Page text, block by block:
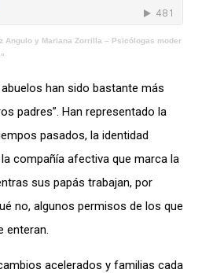
Angulo y Mariana Zorrilla – Psicólogas moder
han sido bastante más
padres”. Han representado la
pasados, la identidad
compañía afectiva que marca la
sus papás trabajan, por
no, algunos permisos de los que
enteran.
acelerados y familias cada